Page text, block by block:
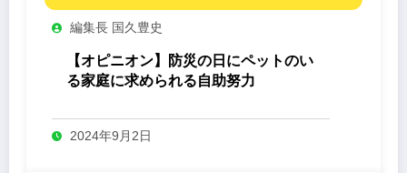
編集長 国久豊史
【オピニオン】防災の日にペットのい
る家庭に求められる自助努力
2024年9月2日